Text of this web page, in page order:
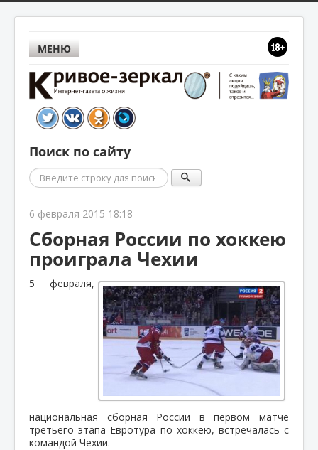
МЕНЮ
Поиск по сайту
Поиск
6 февраля 2015 18:18
Сборная России по хоккею
проиграла Чехии
5 февраля,
национальная сборная России в первом матче
третьего этапа Евротура по хоккею, встречалась с
командой Чехии.